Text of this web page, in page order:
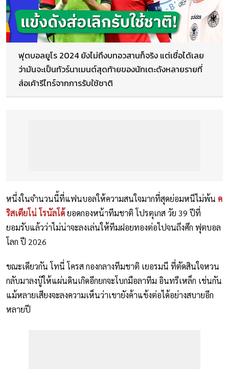
ฟุตบอลยูโร 2024 ยังไม่ถึงบทอวสานก็จริง แต่เชื่อได้เลย
ว่ามันจะเป็นทัวร์นาเมนต์สุดท้ายของนักเตะดังหลายรายที่
ส่อเค้ารีไทร์จากการรับใช้ชาติ
หนึ่งในจำนวนนี้ที่แฟนบอลให้ความสนใจมากที่สุดย่อมหนีไม่พ้น ค
ริสเตียโน่ โรนัลโด้ยอดกองหน้าทีมชาติ โปรตุเกส วัย 39 ปีที่
ยอมรับแล้วว่าไม่น่าจะลงเล่นให้ทีมฝอยทองต่อไปจนถึงศึก ฟุตบอล
โลก ปี 2026
ขณะเดียวกัน โทนี่ โครส กองกลางทีมชาติ เยอรมนี ที่ตัดสินใจหวน
กลับมาลงบู๊ให้แผ่นดินเกิดอีกยกจะโบกมือลาทีม อินทรีเหล็ก เช่นกัน
แม้หลายเสียงจะลงความเห็นว่าเขายังค้าแข้งต่อได้อย่างสบายอีก
หลายปี